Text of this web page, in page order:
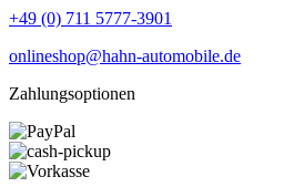
+49 (0) 711 5777-3901
onlineshop@hahn-automobile.de
Zahlungsoptionen